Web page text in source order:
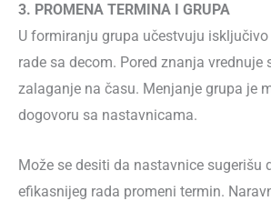
3. PROMENA TERMINA I GRUPA
U formiranju grupa učestvuju
rade sa decom. Pored znanja vrednuje
zalaganje na času. Menjanje grupa je
dogovoru sa nastavnicama.
Može se desiti da nastavnice sugerišu
efikasnijeg rada promeni termin.